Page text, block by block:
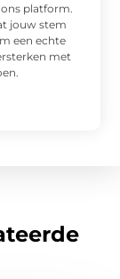
platform.
jouw stem
een echte
met